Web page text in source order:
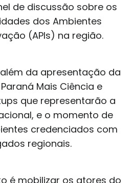
de discussão sobre os
dos Ambientes
(APIs) na região.
da apresentação da
Mais Ciência e
que representarão a
e o momento de
credenciados com
regionais.
é mobilizar os atores do